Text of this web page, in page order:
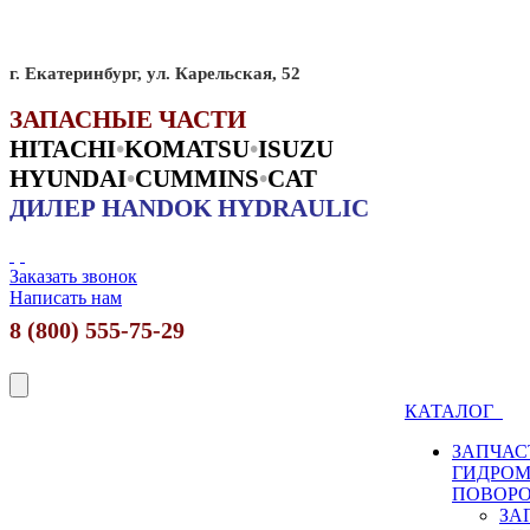
г. Екатеринбург, ул. Карельская, 52
ЗАПАСНЫЕ ЧАСТИ
HITACHI•KOMATSU•ISUZU
HYUNDAI•CUMMINS•CAT
ДИЛЕР HANDOK HYDRAULIC
Заказать звонок
Написать нам
8 (800) 555-75-29
КАТАЛОГ